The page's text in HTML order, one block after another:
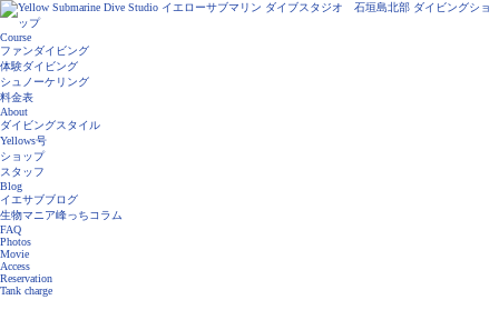
Course
ファンダイビング
体験ダイビング
シュノーケリング
料金表
About
ダイビングスタイル
Yellows号
ショップ
スタッフ
Blog
イエサブブログ
生物マニア峰っちコラム
FAQ
Photos
Movie
Access
Reservation
Tank charge